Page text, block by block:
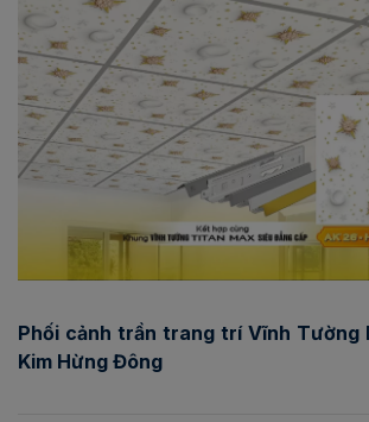
Phối cảnh trần trang trí Vĩnh Tường
Kim Hừng Đông